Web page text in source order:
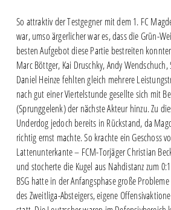
So attraktiv der Testgegner mit dem 1. FC
war, umso ärgerlicher war es, dass die Grün-
besten Aufgebot diese Partie bestreiten
Marc Böttger, Kai Druschky, Andy
Daniel Heinze fehlten gleich mehrere
nach gut einer Viertelstunde gesellte sich mit
(Sprunggelenk) der nächste Akteur hinzu. Zu
Underdog jedoch bereits in Rückstand, da
richtig ernst machte. So krachte ein Geschoss
Lattenunterkante – FCM-Torjäger Christian
und stocherte die Kugel aus Nahdistanz zum
BSG hatte in der Anfangsphase große
des Zweitliga-Absteigers, eigene